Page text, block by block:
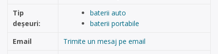
Tip
deșeuri:
baterii auto
baterii portabile
Email
Trimite un mesaj pe email